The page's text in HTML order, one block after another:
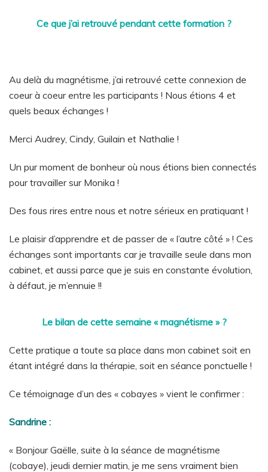
Ce que j’ai retrouvé pendant cette formation ?
Au delà du magnétisme, j’ai retrouvé cette connexion de
coeur à coeur entre les participants ! Nous étions 4 et
quels beaux échanges !
Merci Audrey, Cindy, Guilain et Nathalie !
Un pur moment de bonheur où nous étions bien connectés
pour travailler sur Monika !
Des fous rires entre nous et notre sérieux en pratiquant !
Le plaisir d’apprendre et de passer de « l’autre côté » ! Ces
échanges sont importants car je travaille seule dans mon
cabinet, et aussi parce que je suis en constante évolution,
à défaut, je m’ennuie !!
Le bilan de cette semaine « magnétisme » ?
Cette pratique a toute sa place dans mon cabinet soit en
étant intégré dans la thérapie, soit en séance ponctuelle !
Ce témoignage d’un des « cobayes » vient le confirmer :
Sandrine :
« Bonjour Gaëlle, suite à la séance de magnétisme
(cobaye), jeudi dernier matin, je me sens vraiment bien